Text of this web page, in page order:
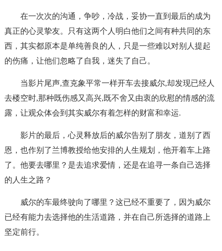
在一次次的沟通，争吵，冷战，妥协一直到最后的成为
真正的心灵挚友。只有这两个人明白他们之间有种共同的东
西，其实都原本是单纯善良的人，只是一些难以对别人提起
的伤痛，让他们忽略了自我，迷失了自己。
当影片尾声,查克象平常一样开车去接威尔,却发现已经人
去楼空时,那种既伤感又高兴,既不舍又由衷的欣慰的情感的流
露，让观众体会到其实威尔有着怎样的财富和幸运.
影片的最后，心灵释放后的威尔告别了朋友，道别了西
恩，也作别了兰博教授给他安排的人生规划，他开着车上路
了。他要去哪里？是去追求爱情，还是在追寻一条自己选择
的人生之路？
威尔的车最终驶向了哪里？这已经不重要了，因为威尔
已经有能力去选择他的生活道路，并在自己所选择的道路上
坚定前行。